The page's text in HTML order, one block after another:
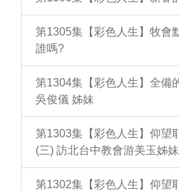
第1305集【彩色人生】牧會
誰嗎?
第1304集【彩色人生】全備
吳俊儀 姊妹
第1303集【彩色人生】仰望
(三) 訪北台中教會游美玉姊妹
第1302集【彩色人生】仰望